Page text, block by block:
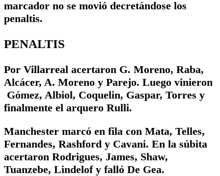
marcador no se movió decretándose los
penaltis.
PENALTIS
Por Villarreal acertaron G. Moreno, Raba,
Alcácer, A. Moreno y Parejo. Luego vinieron
Gómez, Albiol, Coquelin, Gaspar, Torres y
finalmente el arquero Rulli.
Manchester marcó en fila con Mata, Telles,
Fernandes, Rashford y Cavani. En la súbita
acertaron Rodrigues, James, Shaw,
Tuanzebe, Lindelof y falló De Gea.